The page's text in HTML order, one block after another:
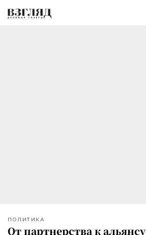
ПОЛИТИКА
От партнерства к альянсу